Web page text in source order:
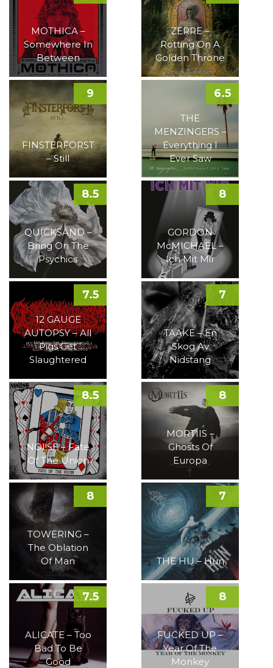
MOTHICA –
Somewhere In
Between
ZERRE –
Rotting On A
Golden Throne
FINSTERFORST
– Still
9
THE
MENZINGERS –
Everything I
Ever Saw
6.5
QUICKSAND –
Bring On The
Psychics
8.5
GORDON
McMICHAEL –
Ich Mit Mir
8
12 GAUGE
AUTOPSY – All
Pigs Get
Slaughtered
7.5
TAAKE – En
Skog Av
Nidstang
7
NOI!SE – Fate
Of The Union
8.5
MORTIIS –
Ghosts Of
Europa
8
TOWERING –
The Oblation
Of Man
8
THE HU – Hun
7
ALICATE – Too
Bad To Be
Good
7.5
FUCKED UP –
Year Of The
Monkey
8